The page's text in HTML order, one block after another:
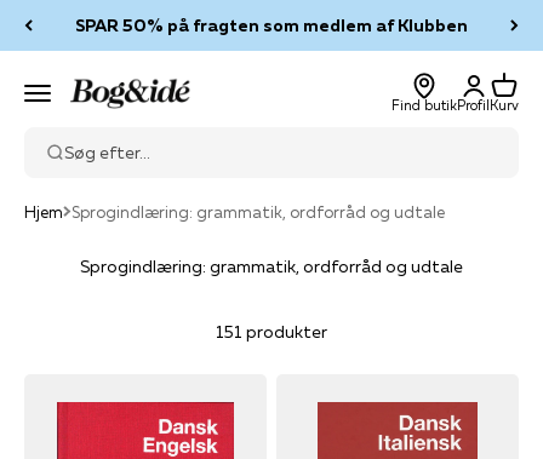
SPAR 50% på fragten som medlem af Klubben
Menu Bog & idé
Find butik
Log ind
Profil
Kurv
Kurv
Søg efter...
Hjem Sprogindlæring: grammatik, ordforråd og udtale
Sprogindlæring: grammatik, ordforråd og udtale
151 produkter